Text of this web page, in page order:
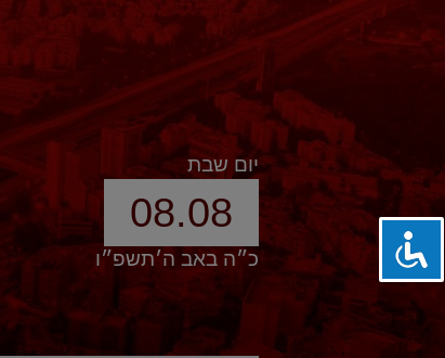
יום שבת
08.08
כ״ה באב ה׳תשפ״ו